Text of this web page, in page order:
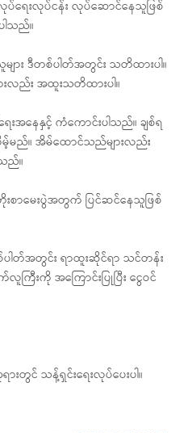
းလုပ်ငန်း လုပ်ဆောင်နေသူဖြစ်
သည်။
များ ဒီတစ်ပါတ်အတွင်း သတိထားပါ။
ားလည်း အထူးသတိထားပါ။
ေးအနေနှင့် ကံကောင်းပါသည်။ ချစ်ရ
ည်။ အိမ်ထောင်သည်များလည်း
ည်။
းစာမေးပွဲအတွက် ပြင်ဆင်နေသူဖြစ်
ပါတ်အတွင်း ရာထူးဆိုင်ရာ သင်တန်း
းကို အကြောင်းပြုပြီး ငွေဝင်
တွင် သန့်ရှင်းရေးလုပ်ပေးပါ။